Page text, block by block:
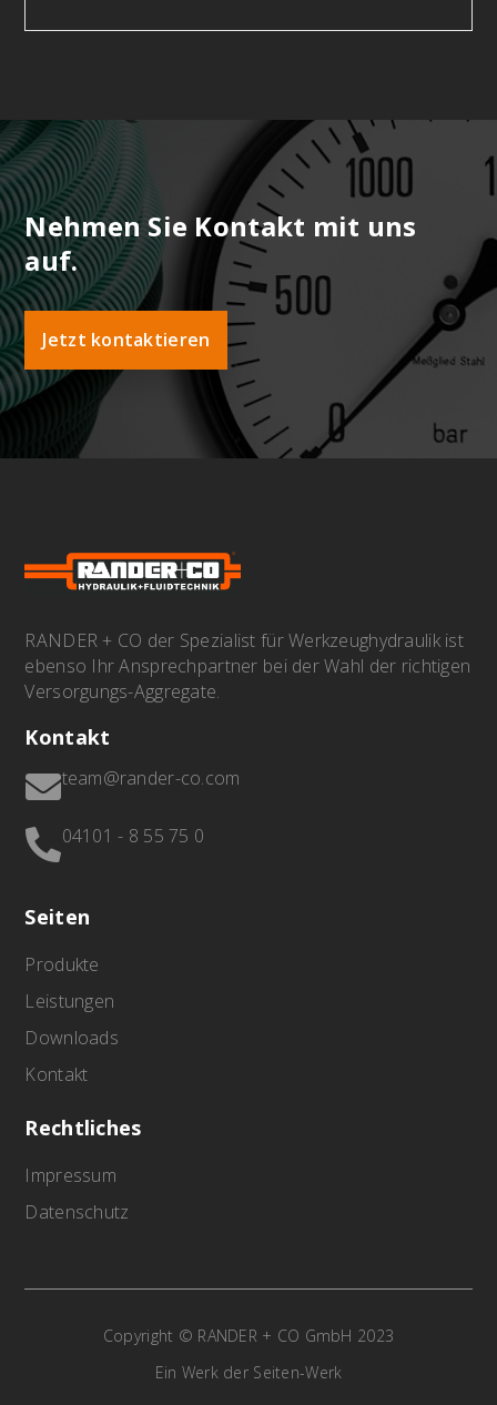
Nehmen Sie Kontakt mit uns
auf.
Jetzt kontaktieren
RANDER + CO der Spezialist für Werkzeughydraulik ist
ebenso Ihr Ansprechpartner bei der Wahl der richtigen
Versorgungs-Aggregate.
Kontakt
team@rander-co.com
04101 - 8 55 75 0
Seiten
Produkte
Leistungen
Downloads
Kontakt
Rechtliches
Impressum
Datenschutz
Copyright © RANDER + CO GmbH 2023
Ein Werk der Seiten-Werk